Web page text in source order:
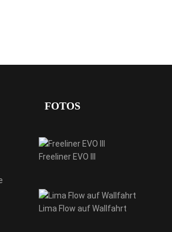
FOTOS
Freeliner EVO III
Lima Flow auf Wallfahrt